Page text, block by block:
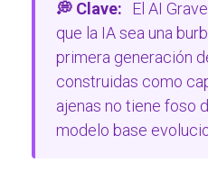
💭 Clave:
El AI
que la IA sea una
primera generación
construidas como
ajenas no tiene foso
modelo base